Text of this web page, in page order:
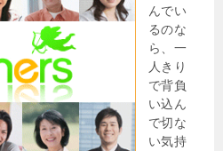
んでい
るのな
ら、一
人きり
で背負
い込ん
で切な
い気持